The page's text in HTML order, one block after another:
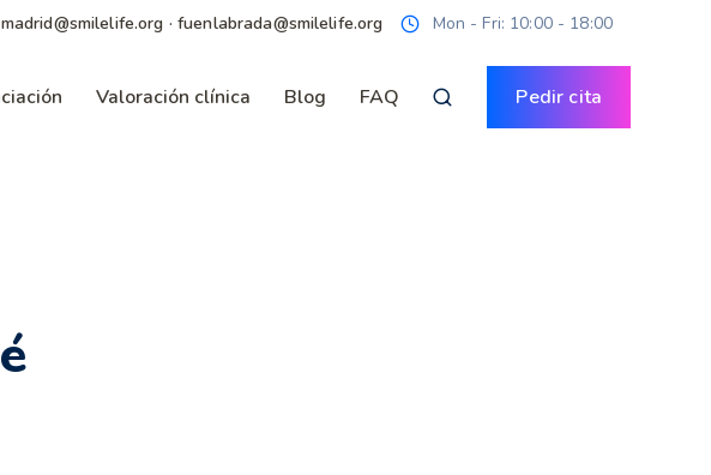
madrid@smilelife.org · fuenlabrada@smilelife.org Mon - Fri: 10:00 - 18:00
Valoración clínica Blog FAQ Pedir cita